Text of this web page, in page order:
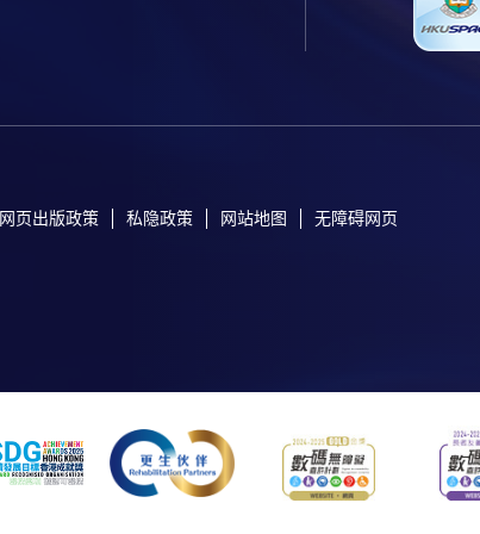
网页出版政策 私隐政策 网站地图 无障碍网页